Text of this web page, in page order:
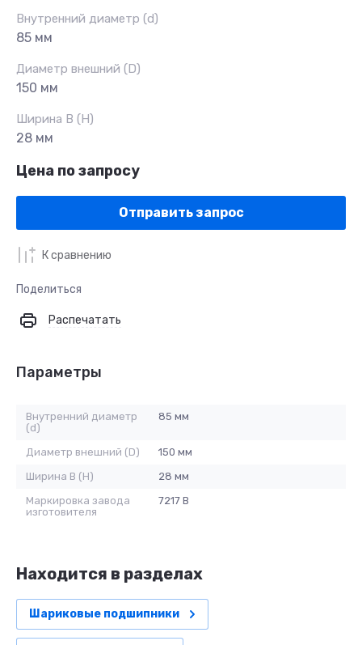
Внутренний диаметр (d)
85 мм
Диаметр внешний (D)
150 мм
Ширина B (H)
28 мм
Цена по запросу
Отправить запрос
К сравнению
Поделиться
Распечатать
Параметры
Внутренний диаметр
(d)
85 мм
Диаметр внешний (D)
150 мм
Ширина B (H)
28 мм
Маркировка завода
изготовителя
7217 B
Находится в разделах
Шариковые подшипники